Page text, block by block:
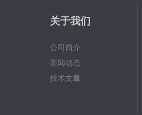
关于我们
公司简介
新闻动态
技术文章